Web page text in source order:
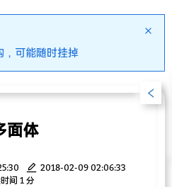
，可能随时挂掉
面体
2018-02-09 02:06:33
间 1 分